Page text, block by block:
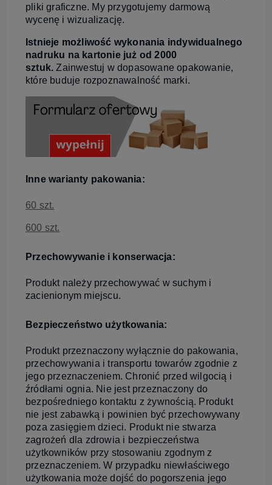
pliki graficzne. My przygotujemy darmową
wycenę i wizualizację.
Istnieje możliwość wykonania indywidualnego
nadruku na kartonie już od 2000
sztuk.Zainwestuj w dopasowane opakowanie,
które buduje rozpoznawalność marki.
Inne warianty pakowania:
60 szt.
600 szt.
Przechowywanie i konserwacja:
Produkt należy przechowywać w suchym i
zacienionym miejscu.
Bezpieczeństwo użytkowania:
Produkt przeznaczony wyłącznie do pakowania,
przechowywania i transportu towarów zgodnie z
jego przeznaczeniem. Chronić przed wilgocią i
źródłami ognia. Nie jest przeznaczony do
bezpośredniego kontaktu z żywnością. Produkt
nie jest zabawką i powinien być przechowywany
poza zasięgiem dzieci. Produkt nie stwarza
zagrożeń dla zdrowia i bezpieczeństwa
użytkowników przy stosowaniu zgodnym z
przeznaczeniem. W przypadku niewłaściwego
użytkowania może dojść do pogorszenia jego